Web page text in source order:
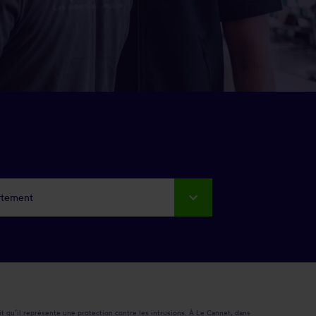
qu’il représente une protection contre les intrusions. À Le Cannet, dans